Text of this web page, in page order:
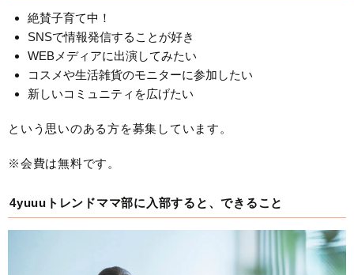
絶賛子育て中！
SNSで情報発信することが好き
WEBメディアに出演してみたい
コスメや生活雑貨のモニターに参加したい
新しいコミュニティを広げたい
という思いのある方を募集しています。
※会費は無料です。
4yuuuトレンドママ部に入部すると、できること